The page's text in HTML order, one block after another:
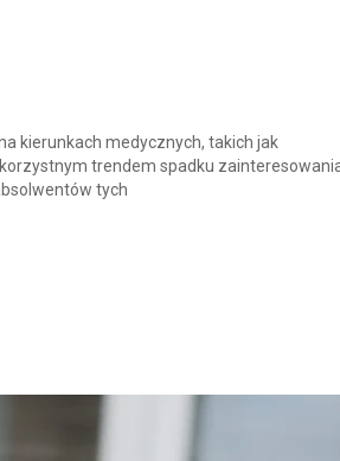
kierunkach medycznych, takich jak
trendem spadku
tych